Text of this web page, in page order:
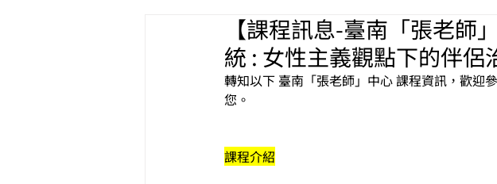
【課程訊息-臺南「張老
統 : 女性主義觀點下的伴侶
轉知以下 臺南「張老師」中心 課程資訊，歡迎
您。
課程介紹